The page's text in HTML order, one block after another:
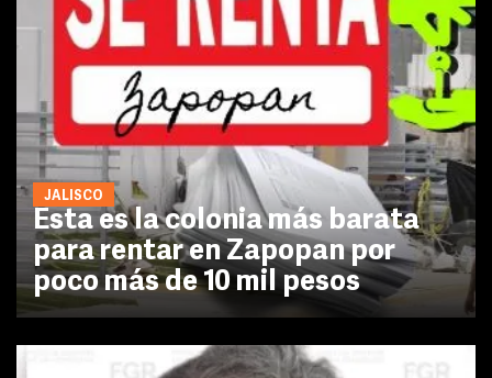
JALISCO
Esta es la colonia más barata
para rentar en Zapopan por
poco más de 10 mil pesos